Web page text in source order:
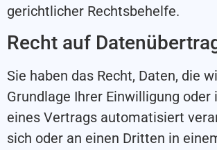
gerichtlicher Rechtsbehelfe.
Recht auf
Sie haben das Recht, Daten, die
Grundlage Ihrer Einwilligung oder
eines Vertrags automatisiert
sich oder an einen Dritten in